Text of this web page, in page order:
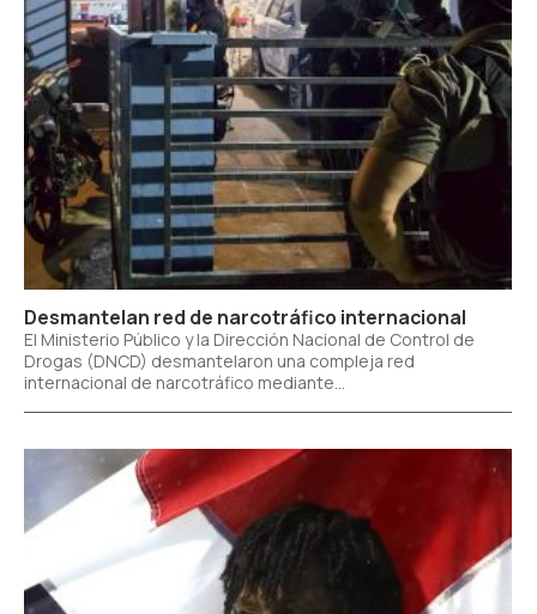
Desmantelan red de narcotráfico internacional
El Ministerio Público y la Dirección Nacional de Control de
Drogas (DNCD) desmantelaron una compleja red
internacional de narcotráfico mediante...